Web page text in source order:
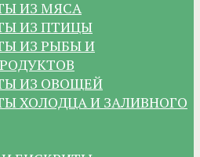
ИЗ МЯСА
ИЗ ПТИЦЫ
ИЗ РЫБЫ И
ИЗ ОВОЩЕЙ
ХОЛОДЦА И ЗАЛИВНОГО